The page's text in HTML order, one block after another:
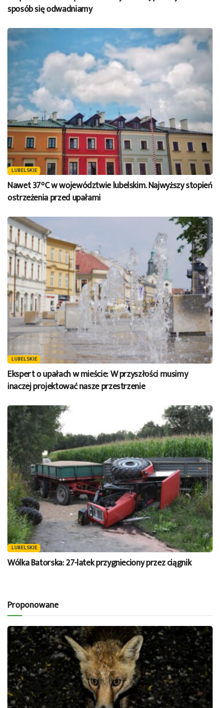
sposób się odwadniamy
LUBELSKIE
Nawet 37°C w województwie lubelskim. Najwyższy stopień
ostrzeżenia przed upałami
LUBELSKIE
Ekspert o upałach w mieście: W przyszłości musimy
inaczej projektować nasze przestrzenie
LUBELSKIE
Wólka Batorska: 27-latek przygnieciony przez ciągnik
Proponowane